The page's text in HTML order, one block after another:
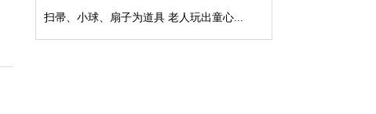
扫帚、小球、扇子为道具 老人玩出童心...